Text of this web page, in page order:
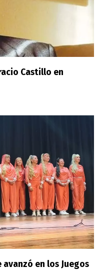
Castillo en
en los Juegos